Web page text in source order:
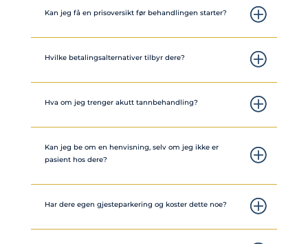
Kan jeg få en prisoversikt før behandlingen starter?
Hvilke betalingsalternativer tilbyr dere?
Hva om jeg trenger akutt tannbehandling?
Kan jeg be om en henvisning, selv om jeg ikke er
pasient hos dere?
Har dere egen gjesteparkering og koster dette noe?